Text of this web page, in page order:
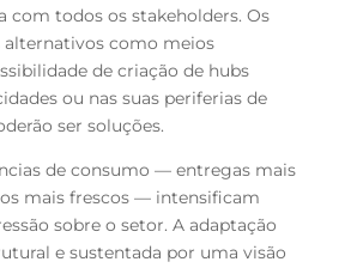
com todos os stakeholders. Os
alternativos como meios
de criação de hubs
ou nas suas periferias de
ser soluções.
de consumo — entregas mais
mais frescos — intensificam
sobre o setor. A adaptação
e sustentada por uma visão